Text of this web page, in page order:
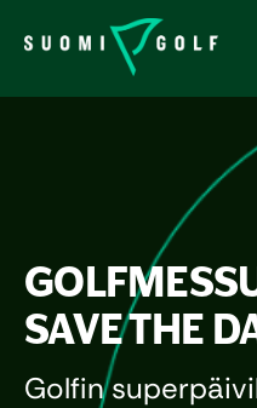
SAVE THE
Golfin